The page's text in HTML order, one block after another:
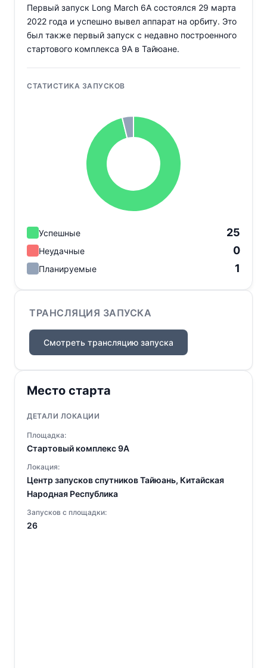
Первый запуск Long March 6A состоялся 29 марта
2022 года и успешно вывел аппарат на орбиту. Это
был также первый запуск с недавно построенного
стартового комплекса 9A в Тайюане.
СТАТИСТИКА ЗАПУСКОВ
Успешные 25
Неудачные 0
Планируемые 1
ТРАНСЛЯЦИЯ ЗАПУСКА
Смотреть трансляцию запуска
Место старта
ДЕТАЛИ ЛОКАЦИИ
Площадка:
Стартовый комплекс 9A
Локация:
Центр запусков спутников Тайюань, Китайская
Народная Республика
Запусков с площадки:
26